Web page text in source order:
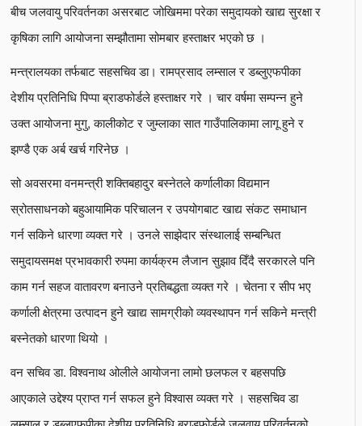
बीच जलवायु परिवर्तनका असरबाट जोखिममा परेका समुदायको खाद्य सुरक्षा र
कृषिका लागि आयोजना सम्झौतामा सोमबार हस्ताक्षर भएको छ ।
मन्त्रालयका तर्फबाट सहसचिव डा। रामप्रसाद लम्साल र डब्लुएफपीका
देशीय प्रतिनिधि पिप्पा ब्राडफोर्डले हस्ताक्षर गरे । चार वर्षमा सम्पन्न हुने
उक्त आयोजना मुगु, कालीकोट र जुम्लाका सात गाउँपालिकामा लागू हुने र
झण्डै एक अर्ब खर्च गरिनेछ ।
सो अवसरमा वनमन्त्री शक्तिबहादुर बस्नेतले कर्णालीका विद्यमान
स्रोतसाधनको बहुआयामिक परिचालन र उपयोगबाट खाद्य संकट समाधान
गर्न सकिने धारणा व्यक्त गरे । उनले साझेदार संस्थालाई सम्बन्धित
समुदायसमक्ष प्रभावकारी रुपमा कार्यक्रम लैजान सुझाव दिँदै सरकारले पनि
काम गर्न सहज वातावरण बनाउने प्रतिबद्धता व्यक्त गरे । चेतना र सीप भए
कर्णाली क्षेत्रमा उत्पादन हुने खाद्य सामग्रीको व्यवस्थापन गर्न सकिने मन्त्री
बस्नेतको धारणा थियो ।
वन सचिव डा. विश्वनाथ ओलीले आयोजना लामो छलफल र बहसपछि
आएकाले उद्देश्य प्राप्त गर्न सफल हुने विश्वास व्यक्त गरे । सहसचिव डा
लम्साल र डब्लुएफपीका देशीय प्रतिनिधि ब्राडफोर्डले जलवायु परिवर्तनको